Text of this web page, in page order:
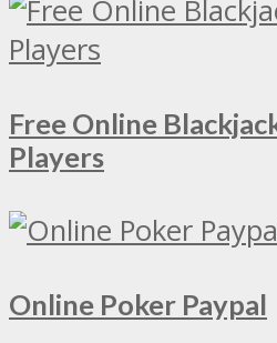
Free Online
Players
Online Poker Paypal